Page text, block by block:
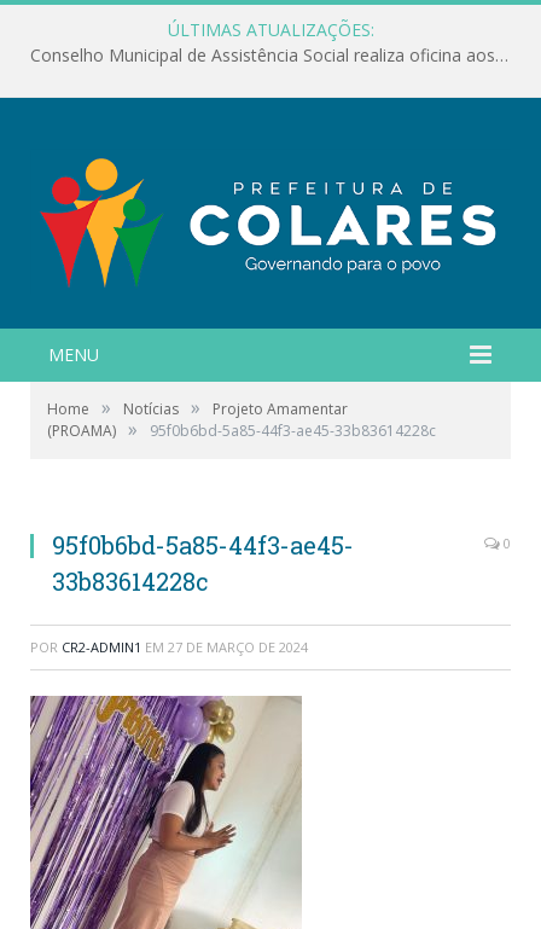
ÚLTIMAS ATUALIZAÇÕES:
Conselho Municipal de Assistência Social realiza oficina aos servidores
MENU
Home » Notícias »
Projeto Amamentar
(PROAMA) » 95f0b6bd-5a85-44f3-ae45-33b83614228c
95f0b6bd-5a85-44f3-ae45-
33b83614228c
0
POR CR2-ADMIN1 EM 27 DE MARÇO DE 2024